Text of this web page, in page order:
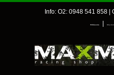
Info: O2: 0948 541 858
Prihlásenie Môj účet